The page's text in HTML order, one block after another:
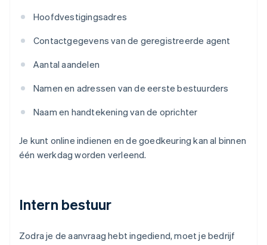
Hoofdvestigingsadres
Contactgegevens van de geregistreerde agent
Aantal aandelen
Namen en adressen van de eerste bestuurders
Naam en handtekening van de oprichter
Je kunt online indienen en de goedkeuring kan al binnen
één werkdag worden verleend.
Intern bestuur
Zodra je de aanvraag hebt ingediend, moet je bedrijf